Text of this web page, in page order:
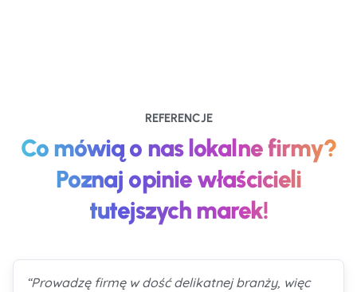
REFERENCJE
Co mówią o nas lokalne firmy?
Poznaj opinie właścicieli
tutejszych marek!
“Prowadzę firmę w dość delikatnej branży, więc